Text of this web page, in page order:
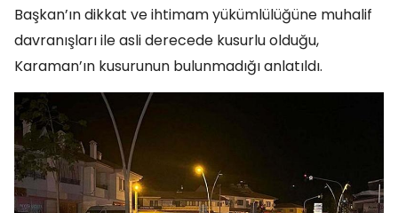
Başkan’ın dikkat ve ihtimam yükümlülüğüne muhalif
davranışları ile asli derecede kusurlu olduğu,
Karaman’ın kusurunun bulunmadığı anlatıldı.